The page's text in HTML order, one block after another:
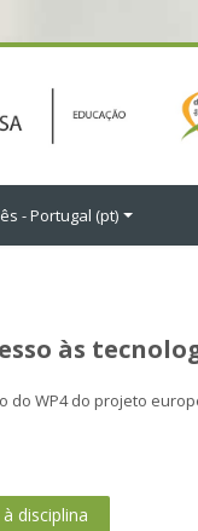
- Portugal ‎(pt)‎
às
do WP4 do projeto
disciplina